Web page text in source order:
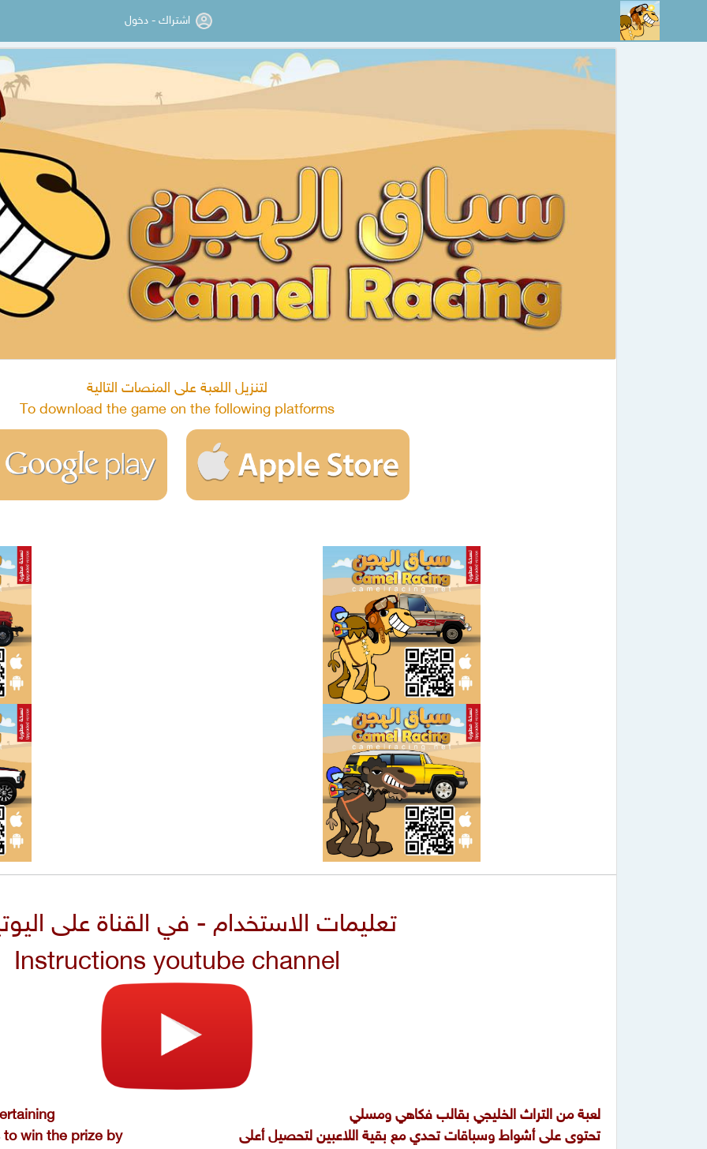
اشتراك - دخول
لتنزيل اللعبة على المنصات التالية
To download the game on the following platforms
تعليمات الاستخدام - في القناة على
Instructions youtube channel
لعبة من التراث الخليجي بقالب فكاهي ومسلي
تحتوى على أشواط وسباقات تحدي مع بقية اللاعبين لتحصيل أعلى
to win the prize by